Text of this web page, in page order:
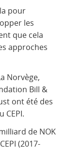
pour
les
que cela
approches
Norvège,
Bill &
ont été des
CEPI.
de NOK
(2017-